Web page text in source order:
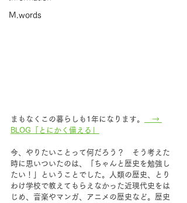
M.words
まもなくこの暮らしも1年になります。
→
BLOG「とにかく備える」
今、やりたいことって何だろう？　そう考えた
時に思いついたのは、「ちゃんと歴史を勉強し
たい！」ということでした。人類の歴史、とり
わけ学校で教えてもらえなかった近現代史をは
じめ、音楽やマンガ、アニメの歴史など。歴史